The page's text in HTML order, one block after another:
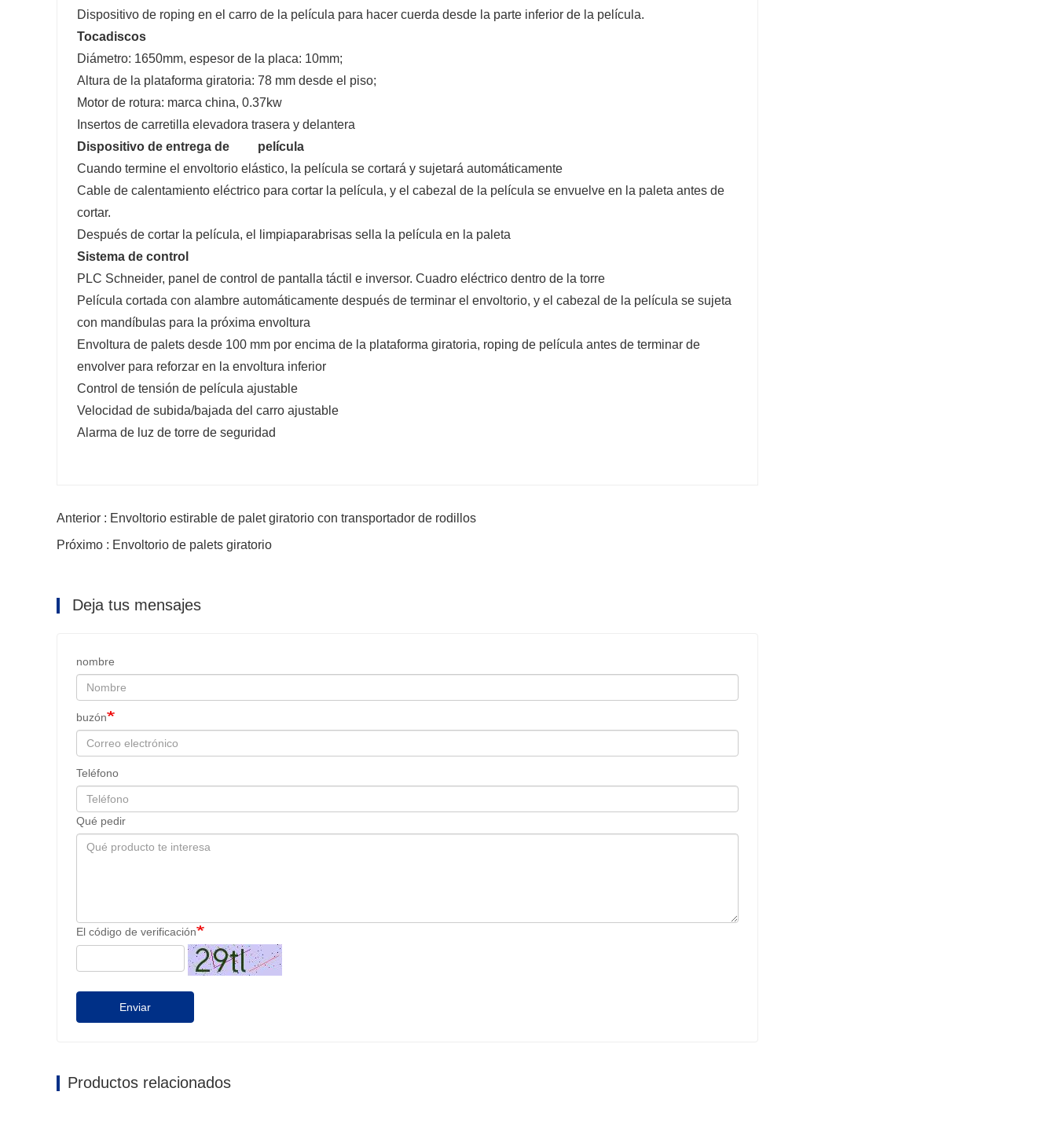
Dispositivo de roping en el carro de la película para hacer cuerda desde la parte inferior de la película.
Tocadiscos
Diámetro: 1650mm, espesor de la placa: 10mm;
Altura de la plataforma giratoria: 78 mm desde el piso;
Motor de rotura: marca china, 0.37kw
Insertos de carretilla elevadora trasera y delantera
Dispositivo de entrega de película
Cuando termine el envoltorio elástico, la película se cortará y sujetará automáticamente
Cable de calentamiento eléctrico para cortar la película, y el cabezal de la película se envuelve en la paleta antes de
cortar.
Después de cortar la película, el limpiaparabrisas sella la película en la paleta
Sistema de control
PLC Schneider, panel de control de pantalla táctil e inversor. Cuadro eléctrico dentro de la torre
Película cortada con alambre automáticamente después de terminar el envoltorio, y el cabezal de la película se sujeta
con mandíbulas para la próxima envoltura
Envoltura de palets desde 100 mm por encima de la plataforma giratoria, roping de película antes de terminar de
envolver para reforzar en la envoltura inferior
Control de tensión de película ajustable
Velocidad de subida/bajada del carro ajustable
Alarma de luz de torre de seguridad
Anterior : Envoltorio estirable de palet giratorio con transportador de rodillos
Próximo : Envoltorio de palets giratorio
Deja tus mensajes
nombre
buzón
Teléfono
Qué pedir
El código de verificación
Enviar
Productos relacionados